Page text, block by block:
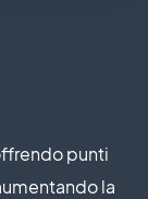
punti
la